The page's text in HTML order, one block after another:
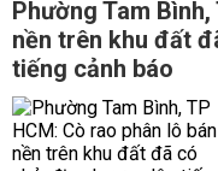
Phường Tam
nền trên khu đất
tiếng cảnh báo